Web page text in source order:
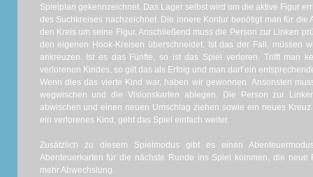
Spielplan gekennzeichnet. Das Lager selbst wird um die aktive Figur
des Suchkreises nachzeichnet. Die innere Kontur benötigt man für die
den Kreis um seine Figur. Anschließend muss die Person zur Linken
den eigenen Hook-Kreisen überschneidet. Ist das der Fall, müssen
ankreuzen. Ist es das Fünfte, so ist das Spiel verloren. Trifft man
verlorenen Kindes, so gilt das als Erfolg und man darf ein
Wenn dies das vierte Kind war, haben wir gewonnen. Ansonsten
wegwischen und die Visionskarten ablegen. Die Person zur
abwischen und einen neuen Umschlag ziehen sowie ein neues
ein verlorenes Kind, geht das Spiel einfach weiter.
Zusätzlich zu diesem Spielmodus gibt es einen
Abenteuerkarten für die nächste Runde ins Spiel kommen, die
mehr Abwechslung.